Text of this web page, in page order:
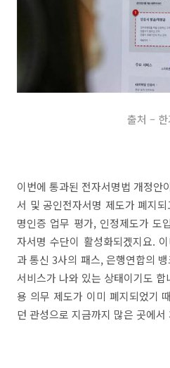
출처 – 한
이번에 통과된 전자서명법 개정안
서 및 공인전자서명 제도가 폐지
명인증 업무 평가, 인정제도가 도
자서명 수단이 활성화되겠지요.
과 통신 3사의 패스, 은행연합의
서비스가 나와 있는 상태이기도
용 의무 제도가 이미 폐지되었기
던 관성으로 지금까지 많은 곳에